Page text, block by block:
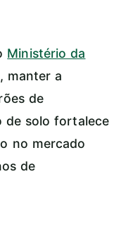
Ministério da
, manter a
de
de solo fortalece
no mercado
de